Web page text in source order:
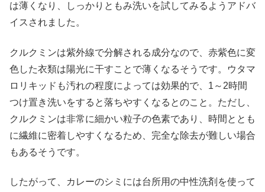
は薄くなり、しっかりともみ洗いを試してみるようアドバ
イスされました。
クルクミンは紫外線で分解される成分なので、赤紫色に変
色した衣類は陽光に干すことで薄くなるそうです。ウタマ
ロリキッドも汚れの程度によっては効果的で、1～2時間
つけ置き洗いをすると落ちやすくなるとのこと。ただし、
クルクミンは非常に細かい粒子の色素であり、時間ととも
に繊維に密着しやすくなるため、完全な除去が難しい場合
もあるそうです。
したがって、カレーのシミには台所用の中性洗剤を使って